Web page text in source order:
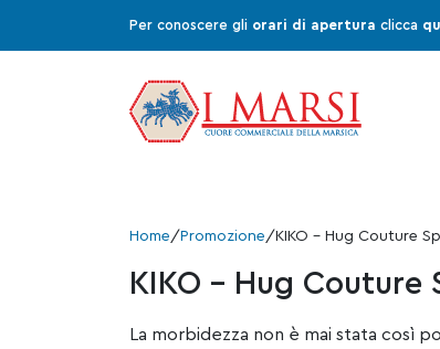
Per conoscere gli orari di apertura clicca
Home/ Promozione/ KIKO – Hug Couture
KIKO – Hug
La morbidezza non è mai stata così